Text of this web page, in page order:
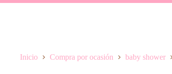
Inicio Compra por ocasión baby shower